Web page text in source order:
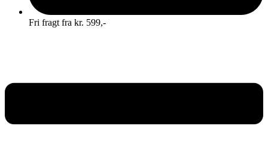
Fri fragt fra kr. 599,-